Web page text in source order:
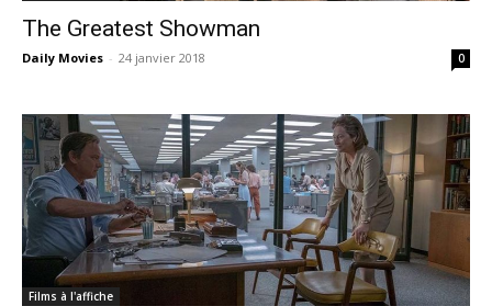
The Greatest Showman
Daily Movies - 24 janvier 2018 0
Films à l'affiche